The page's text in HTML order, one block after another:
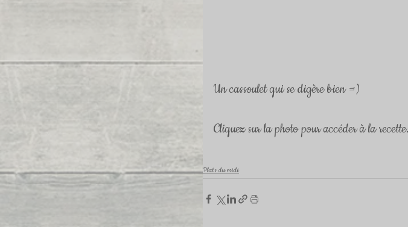
Un cassoulet qui se digère bien =)
Cliquez sur la photo pour accéder à la recette.
Plats du midi